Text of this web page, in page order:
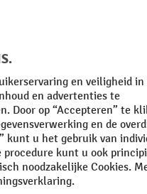
Rubriek
Rugleuning hoogte
Stoelframe
VE